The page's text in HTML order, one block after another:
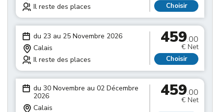
Il reste des places
Choisir
du 23 au 25 Novembre 2026
Calais
Il reste des places
459.00
€ Net
Choisir
du 30 Novembre au 02 Décembre
2026
Calais
459.00
€ Net